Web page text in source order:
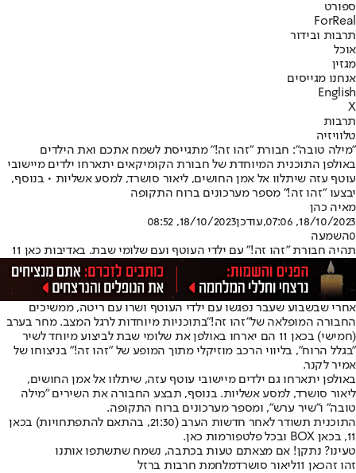
ספורט
ForReal
תרבות ובידור
אוכל
מגזין
אנחנו מגייסים
English
X
תרבות
טלוויזיה
"מילה טובה": חבורת "זהו זה!" מתגייסת לשמח אתכם ואת הילדים
באולפן התוכנית המיוחדת של חבורת הקומיקאים יתארחו ילדים מיישובי
עוטף עזה שיתלוו אל אמן החושים, ליאור סושרד, למסע אשליות • בנוסף,
יבצעו "זהו זה!" מספר מערכונים ברוח התקופה
מאיה כהן
18/10/2023, 07:06
,עודכן18/10/2023, 08:52
0השמעה
תהיה חבורת "זהו זה!" עם ילדי העוטף ועם שלומי שבת. באדיבות כאן 11
אחרי שבשבוע שעבר נפגשו עם ילדי העוטף ושרו עם ריטה, ממשיכים
החבורה המופלאה של"זהו זה!"בתוכניות מיוחדות לרגל המצב. מחר בערב
(חמישי) בכאן 11 הם יארחו באולפן את שלומי שבת לביצוע מיוחד לשיר
"בגלל הרוח", בליווי הרכב מוזיקלי מתוך המופע של "זהו זה!" בניצוחו של
אמיר לקנר.
באולפן יתארחו גם ילדים מיישובי עוטף עזה, שיתלוו אל אמן החושים,
ליאור סושרד, למסע אשליות. בנוסף, תבצע החבורה את השירים "מילה
טובה" ו"שיר ערש", ומספר מערכונים ברוח התקופה.
התוכנית תשודר לאחר חדשות הערב (21:30, בהתאם להתפתחויות) בכאן
11, בכאן BOX ובכל פלטפורמות כאן.
טעינו? נתקן! אם מצאתם טעות בכתבה, נשמח שתשתפו אותנו
זהו זהכאן 11 ליאור סושרדמלחמת חרבות ברזל